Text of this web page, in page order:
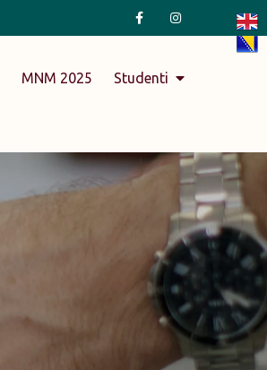
MNM 2025 Studenti